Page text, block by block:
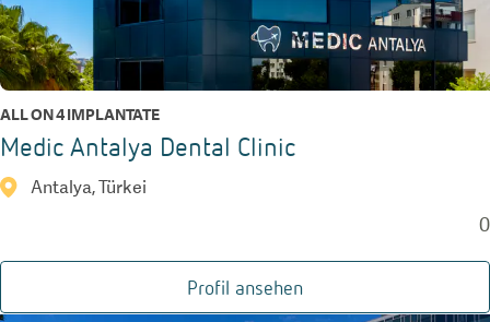
ALL ON 4 IMPLANTATE
Medic Antalya Dental Clinic
Antalya, Türkei
0
Profil ansehen